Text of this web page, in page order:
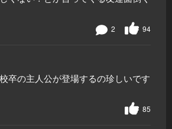
94
2
卒の主人公が登場するの珍しいです
85